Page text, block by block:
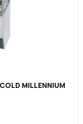
MILLENNIUM